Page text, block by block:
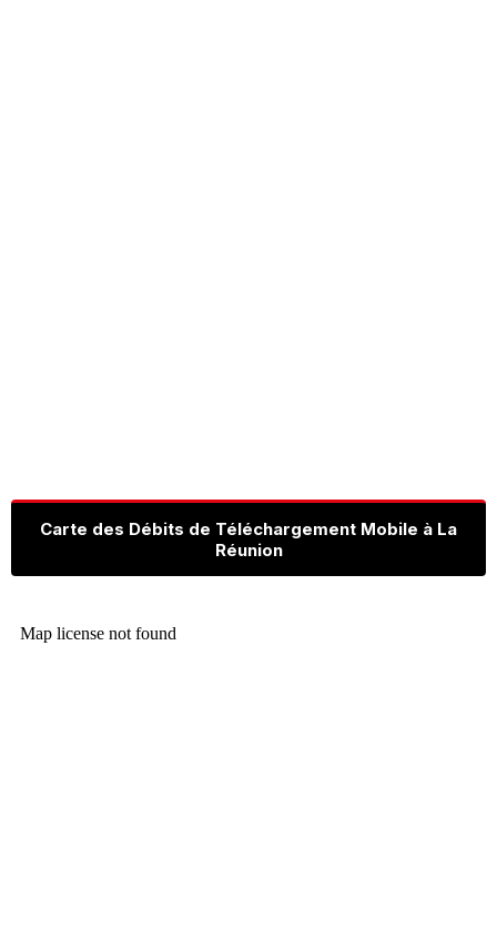
Carte des Débits de Téléchargement Mobile à La
Réunion